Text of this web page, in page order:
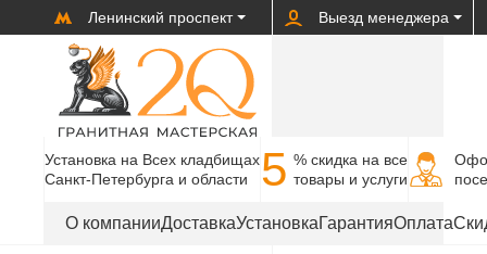
Ленинский проспект Выезд менеджера
Установка на Всех кладбищах
Санкт-Петербурга и области
5 % cкидка на все
товары и услуги
О компанииДоставкаУстановкаГарантияОплата